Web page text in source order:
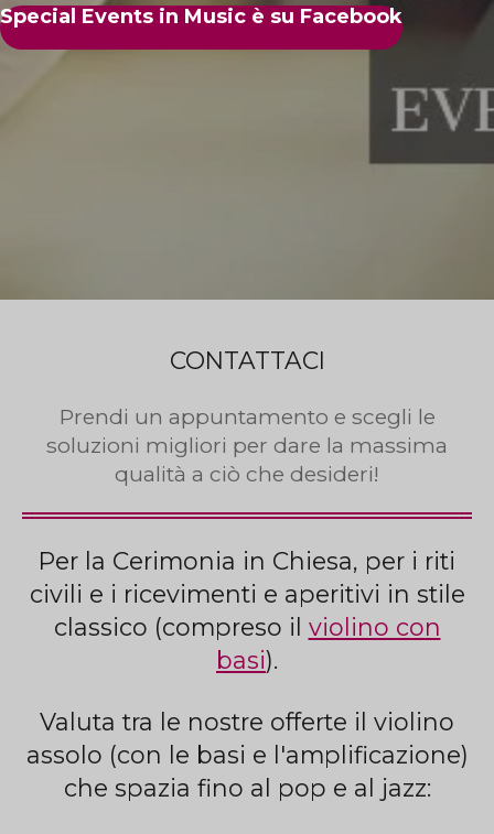
Special Events in Music è su Facebook
CONTATTACI
Prendi un appuntamento e scegli le
soluzioni migliori per dare la massima
qualità a ciò che desideri!
Per la Cerimonia in Chiesa, per i riti
civili e i ricevimenti e aperitivi in stile
classico (compreso il violino con
basi).
Valuta tra le nostre offerte il violino
assolo (con le basi e l'amplificazione)
che spazia fino al pop e al jazz: